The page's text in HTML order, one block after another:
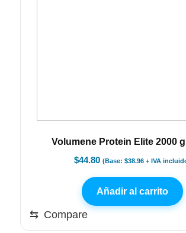
Volumene Protein Elite 2000
$44.80 (Base:$38.96 + IVA
Añadir al carrito
⇆ Compare